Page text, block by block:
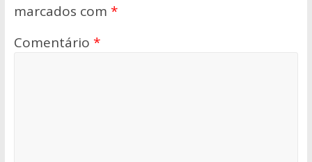
marcados com *
Comentário *